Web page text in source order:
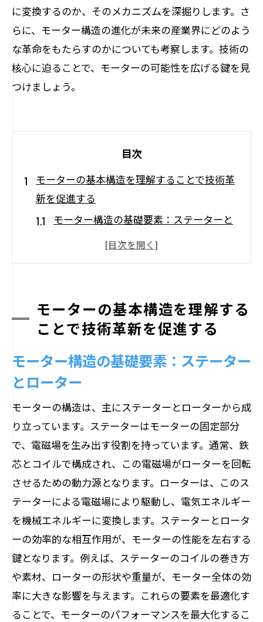
に変換するのか、そのメカニズムを深掘りします。さ
らに、モーター構造の進化が未来の産業界にどのよう
な革命をもたらすのかについても考察します。技術の
核心に迫ることで、モーターの可能性を広げる鍵を見
つけましょう。
目次
モーターの基本構造を理解することで技術革
新を促進する
モーター構造の基礎要素：ステーターと
電磁場の役割とモーター効率の関係
モーターの種類とその構造的特徴
モーター構造の進化と最新技術動向
ステーターとローターの巧妙な協働が生むエ
ネルギー変換の魔法
ステーターの役割とその重要性
ローターの動作原理と設計の工夫
電磁誘導がエネルギー変換を進化させる
効率的なエネルギー変換を実現する最新
技術
ステーターとローターの相互作用の最適
化
高効率モーター設計への道
電気エネルギーが機械的動力に変わるメカニ
ズムを解明する
電気エネルギーの変換プロセス
モーターの基本構造を理解する
ことで技術革新を促進する
モーター構造の基礎要素：ステーター
とローター
モーターの構造は、主にステーターとローターから成
り立っています。ステーターはモーターの固定部分
で、電磁場を生み出す役割を持っています。通常、鉄
芯とコイルで構成され、この電磁場がローターを回転
させるための動力源となります。ローターは、このス
テーターによる電磁場により駆動し、電気エネルギー
を機械エネルギーに変換します。ステーターとロータ
ーの効率的な相互作用が、モーターの性能を左右する
鍵となります。例えば、ステーターのコイルの巻き方
や素材、ローターの形状や重量が、モーター全体の効
率に大きな影響を与えます。これらの要素を最適化す
ることで、モーターのパフォーマンスを最大化するこ